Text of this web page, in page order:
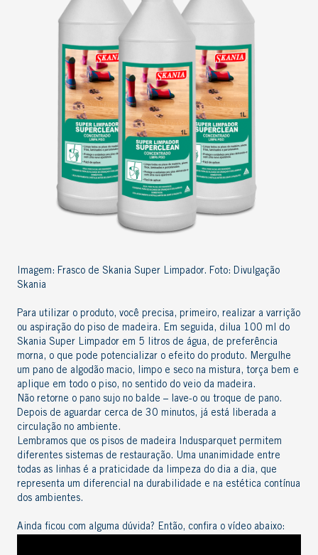
Imagem: Frasco de Skania Super Limpador. Foto: Divulgação
Skania
Para utilizar o produto, você precisa, primeiro, realizar a varrição
ou aspiração do piso de madeira. Em seguida, dilua 100 ml do
Skania Super Limpador em 5 litros de água, de preferência
morna, o que pode potencializar o efeito do produto. Mergulhe
um pano de algodão macio, limpo e seco na mistura, torça bem e
aplique em todo o piso, no sentido do veio da madeira.
Não retorne o pano sujo no balde – lave-o ou troque de pano.
Depois de aguardar cerca de 30 minutos, já está liberada a
circulação no ambiente.
Lembramos que os pisos de madeira Indusparquet permitem
diferentes sistemas de restauração. Uma unanimidade entre
todas as linhas é a praticidade da limpeza do dia a dia, que
representa um diferencial na durabilidade e na estética contínua
dos ambientes.
Ainda ficou com alguma dúvida? Então, confira o vídeo abaixo: